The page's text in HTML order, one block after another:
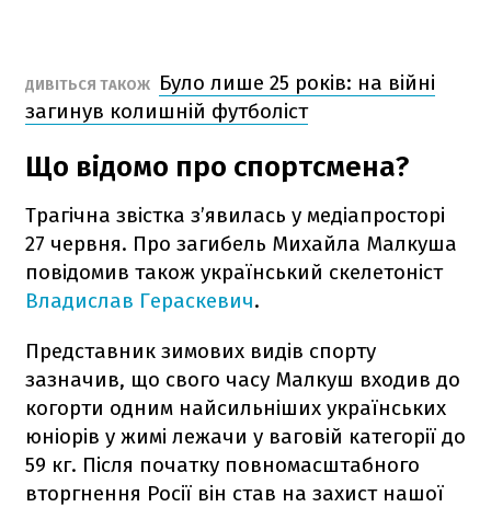
ДИВІТЬСЯ ТАКОЖ
Було лише 25 років: на війні
загинув колишній футболіст
Що відомо про спортсмена?
Трагічна звістка з’явилась у медіапросторі
27 червня. Про загибель Михайла Малкуша
повідомив також український скелетоніст
Владислав Гераскевич.
Представник зимових видів спорту
зазначив, що свого часу Малкуш входив до
когорти одним найсильніших українських
юніорів у жимі лежачи у ваговій категорії до
59 кг. Після початку повномасштабного
вторгнення Росії він став на захист нашої